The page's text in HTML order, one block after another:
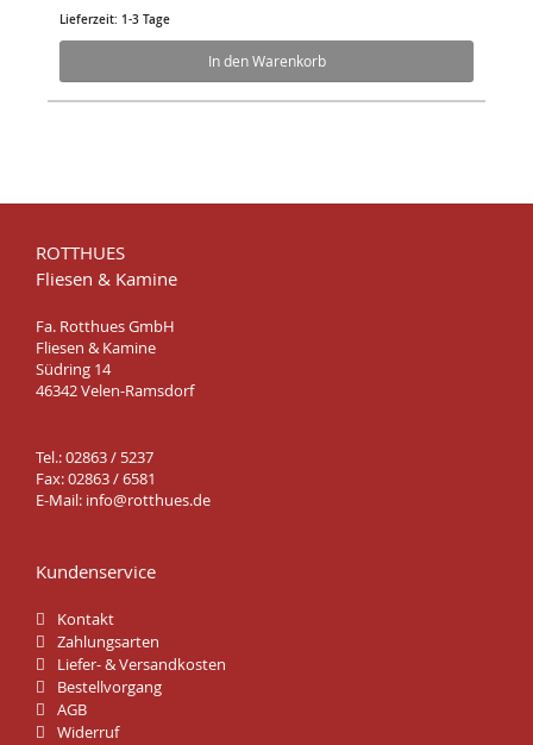
Lieferzeit: 1-3 Tage
In den Warenkorb
ROTTHUES
Fliesen & Kamine
Fa. Rotthues GmbH
Fliesen & Kamine
Südring 14
46342 Velen-Ramsdorf
Tel.: 02863 / 5237
Fax: 02863 / 6581
E-Mail: info@rotthues.de
Kundenservice
Kontakt
Zahlungsarten
Liefer- & Versandkosten
Bestellvorgang
AGB
Widerruf